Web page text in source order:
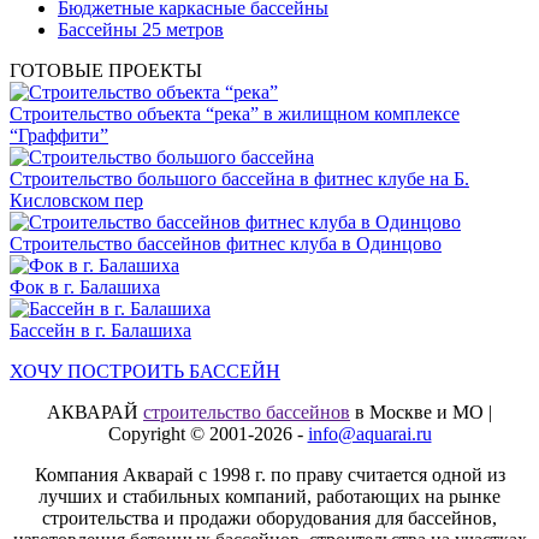
Бюджетные каркасные бассейны
Бассейны 25 метров
ГОТОВЫЕ ПРОЕКТЫ
Строительство объекта “река” в жилищном комплексе
“Граффити”
Строительство большого бассейна в фитнес клубе на Б.
Кисловском пер
Строительство бассейнов фитнес клуба в Одинцово
Фок в г. Балашиха
Бассейн в г. Балашиха
ХОЧУ ПОСТРОИТЬ БАССЕЙН
АКВАРАЙ строительство бассейнов в Москве и МО |
Copyright © 2001-2026 - info@aquarai.ru
Компания Акварай с 1998 г. по праву считается одной из
лучших и стабильных компаний, работающих на рынке
строительства и продажи оборудования для бассейнов,